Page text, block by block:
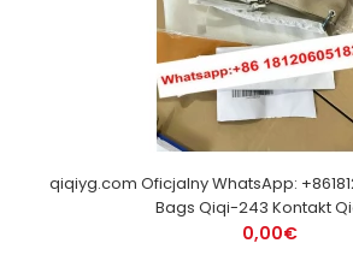
qiqiyg.com Oficjalny WhatsApp:
Bags Qiqi-243 Kontakt
0,00€